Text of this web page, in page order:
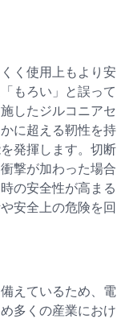
く使用上もより安
もろい」と誤って
したジルコニアセ
に超える靭性を持
発揮します。切断
撃が加わった場合
の安全性が高まる
安全上の危険を回
えているため、電
多くの産業におけ